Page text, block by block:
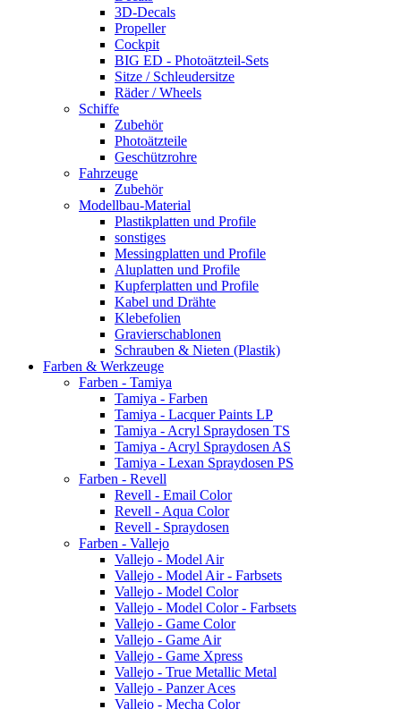
3D-Decals
Propeller
Cockpit
BIG ED - Photoätzteil-Sets
Sitze / Schleudersitze
Räder / Wheels
Schiffe
Zubehör
Photoätzteile
Geschützrohre
Fahrzeuge
Zubehör
Modellbau-Material
Plastikplatten und Profile
sonstiges
Messingplatten und Profile
Aluplatten und Profile
Kupferplatten und Profile
Kabel und Drähte
Klebefolien
Gravierschablonen
Schrauben & Nieten (Plastik)
Farben & Werkzeuge
Farben - Tamiya
Tamiya - Farben
Tamiya - Lacquer Paints LP
Tamiya - Acryl Spraydosen TS
Tamiya - Acryl Spraydosen AS
Tamiya - Lexan Spraydosen PS
Farben - Revell
Revell - Email Color
Revell - Aqua Color
Revell - Spraydosen
Farben - Vallejo
Vallejo - Model Air
Vallejo - Model Air - Farbsets
Vallejo - Model Color
Vallejo - Model Color - Farbsets
Vallejo - Game Color
Vallejo - Game Air
Vallejo - Game Xpress
Vallejo - True Metallic Metal
Vallejo - Panzer Aces
Vallejo - Mecha Color